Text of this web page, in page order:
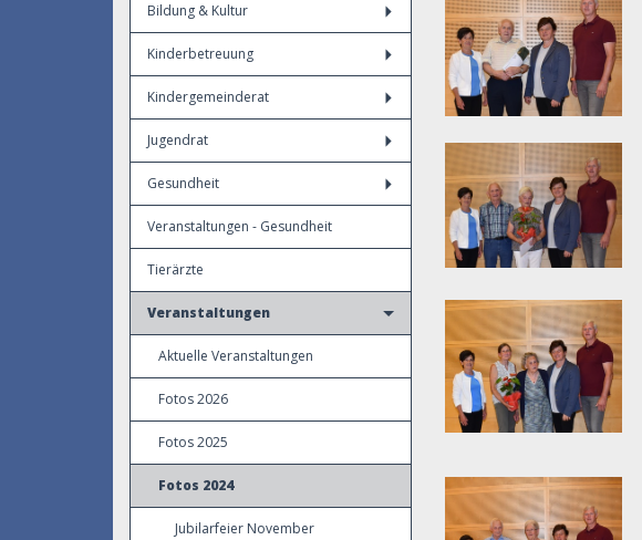
Bildung & Kultur
Kinderbetreuung
Kindergemeinderat
Jugendrat
Gesundheit
Veranstaltungen - Gesundheit
Tierärzte
Veranstaltungen
Aktuelle Veranstaltungen
Fotos 2026
Fotos 2025
Fotos 2024
Jubilarfeier November